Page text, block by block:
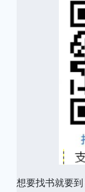
想要找书就要到